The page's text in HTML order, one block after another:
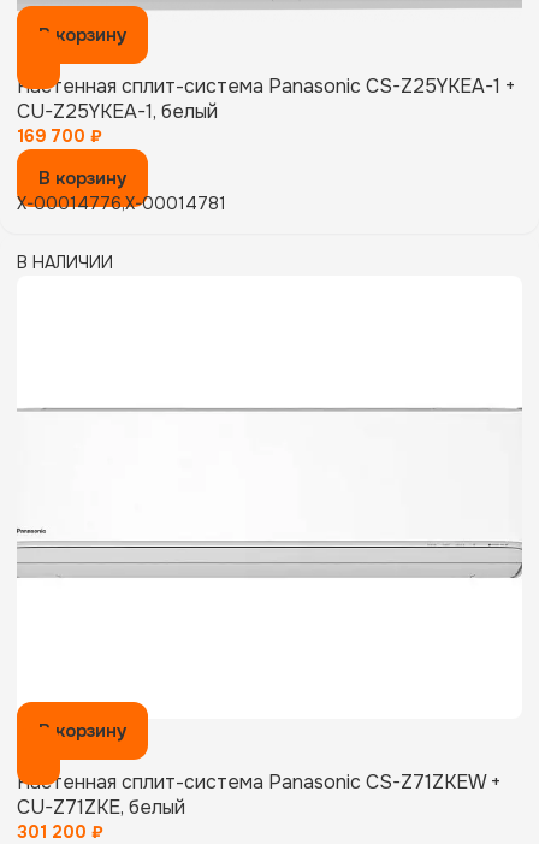
В корзину
Настенная сплит-система Panasonic CS-Z25YKEA-1 +
CU-Z25YKEA-1, белый
169 700 ₽
В корзину
X-00014776,X-00014781
В НАЛИЧИИ
В корзину
Настенная сплит-система Panasonic CS-Z71ZKEW +
CU-Z71ZKE, белый
301 200 ₽